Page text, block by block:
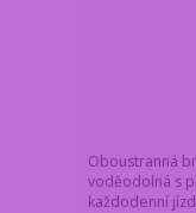
Oboustranná
voděodolná s
každodenní